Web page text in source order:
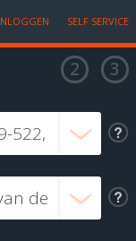
SELF SERVICE